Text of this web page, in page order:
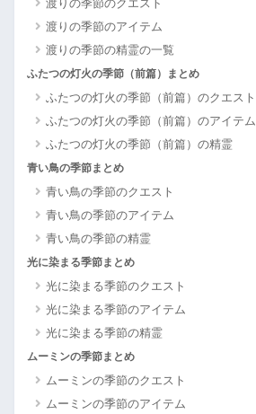
渡りの季節のクエスト
渡りの季節のアイテム
渡りの季節の精霊の一覧
ふたつの灯火の季節（前篇）まとめ
ふたつの灯火の季節（前篇）のクエスト
ふたつの灯火の季節（前篇）のアイテム
ふたつの灯火の季節（前篇）の精霊
青い鳥の季節まとめ
青い鳥の季節のクエスト
青い鳥の季節のアイテム
青い鳥の季節の精霊
光に染まる季節まとめ
光に染まる季節のクエスト
光に染まる季節のアイテム
光に染まる季節の精霊
ムーミンの季節まとめ
ムーミンの季節のクエスト
ムーミンの季節のアイテム